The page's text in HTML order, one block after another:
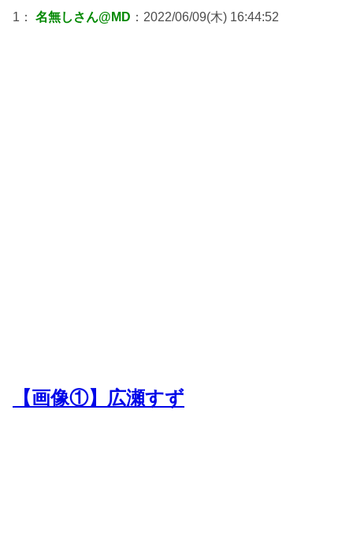
1： 名無しさん@MD ：2022/06/09(木) 16:44:52
【画像①】広瀬すず